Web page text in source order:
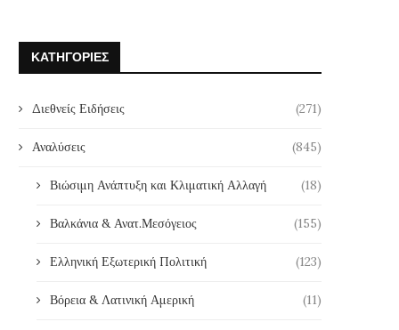
ΚΑΤΗΓΟΡΊΕΣ
Διεθνείς Ειδήσεις (271)
Αναλύσεις (845)
Βιώσιμη Ανάπτυξη και Κλιματική Αλλαγή (18)
Βαλκάνια & Ανατ.Μεσόγειος (155)
Ελληνική Εξωτερική Πολιτική (123)
Βόρεια & Λατινική Αμερική (11)